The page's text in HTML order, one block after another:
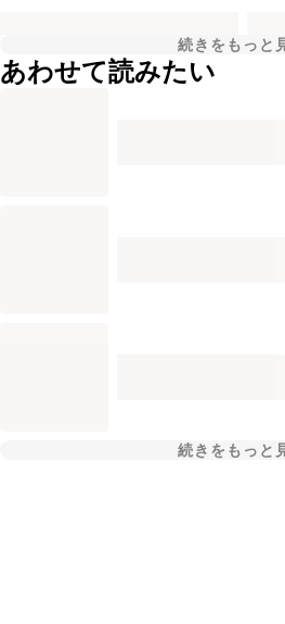
続きをもっと
あわせて読みたい
続きをもっと